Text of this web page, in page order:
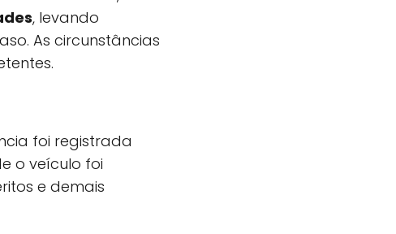
, levando
As circunstâncias
foi registrada
o veículo foi
e demais